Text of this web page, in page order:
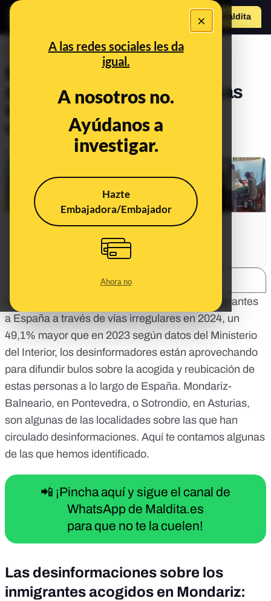
×
A las redes sociales les da
igual.
A nosotros no.
Ayúdanos a
investigar.
Hazte
Embajadora/Embajador
Ahora no
Hazte Maldito
Bulos y desinformaciones
sobre la acogida de personas
inmigrantes en pueblos y
ciudades de España
Sep 19, 2024, 3:51:08 PM
Con el aumento de llegadas de personas inmigrantes
a España a través de vías irregulares en 2024, un
49,1% mayor que en 2023 según datos del Ministerio
del Interior, los desinformadores están aprovechando
para difundir bulos sobre la acogida y reubicación de
estas personas a lo largo de España. Mondariz-
Balneario, en Pontevedra, o Sotrondio, en Asturias,
son algunas de las localidades sobre las que han
circulado desinformaciones. Aquí te contamos algunas
de las que hemos identificado.
📲 ¡Pincha aquí y sigue el canal de
WhatsApp de Maldita.es
para que no te la cuelen!
Las desinformaciones sobre los
inmigrantes acogidos en Mondariz: